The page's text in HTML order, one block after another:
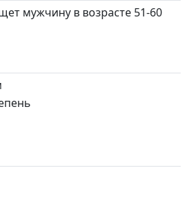
мужчину в возрасте 51-60